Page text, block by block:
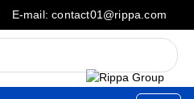
E-mail: contact01@rippa.com